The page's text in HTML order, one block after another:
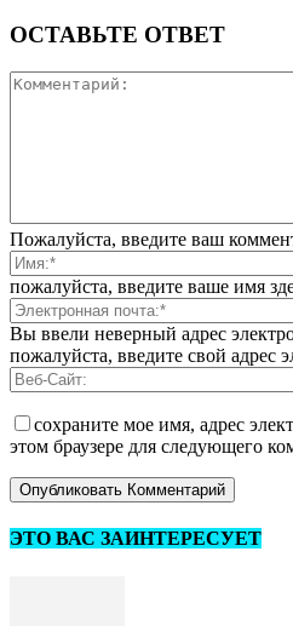
ОСТАВЬТЕ ОТВЕТ
Пожалуйста, введите ваш
пожалуйста, введите ваше имя
Вы ввели неверный адрес
пожалуйста, введите свой адрес
сохраните мое имя, адрес
этом браузере для следующего
ЭТО ВАС ЗАИНТЕРЕСУЕТ